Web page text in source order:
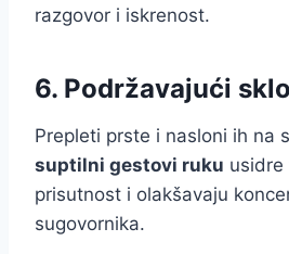
razgovor i iskrenost.
6. Podržavajući
Prepleti prste i nasloni ih na
suptilni gestovi ruku usidre
prisutnost i olakšavaju
sugovornika.